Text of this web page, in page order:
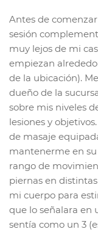
Antes de
sesión
muy lejos de mi
empiezan
de la ubicación).
dueño de la
sobre mis niveles
lesiones y
de masaje
mantenerme en
rango de
piernas en
mi cuerpo para
que lo señalara en
sentía como un 3